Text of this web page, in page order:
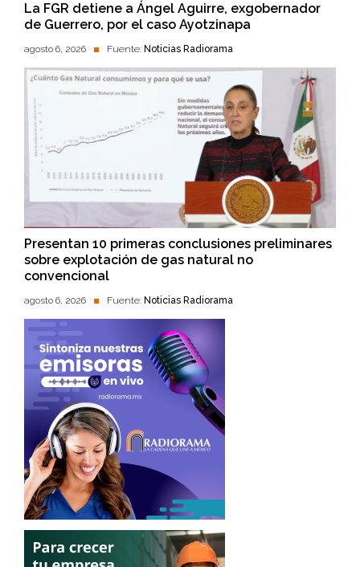
La FGR detiene a Ángel Aguirre, exgobernador
de Guerrero, por el caso Ayotzinapa
agosto 6, 2026 Fuente: Noticias Radiorama
Presentan 10 primeras conclusiones preliminares
sobre explotación de gas natural no
convencional
agosto 6, 2026 Fuente: Noticias Radiorama